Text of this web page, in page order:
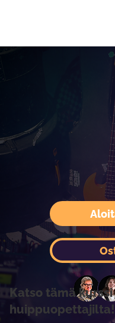
Katso tämä
huippuopettajilta!